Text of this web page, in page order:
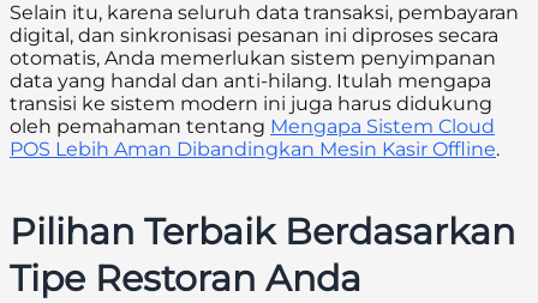
Selain itu, karena seluruh data transaksi, pembayaran
digital, dan sinkronisasi pesanan ini diproses secara
otomatis, Anda memerlukan sistem penyimpanan
data yang handal dan anti-hilang. Itulah mengapa
transisi ke sistem modern ini juga harus didukung
oleh pemahaman tentang Mengapa Sistem Cloud
POS Lebih Aman Dibandingkan Mesin Kasir Offline.
Pilihan Terbaik Berdasarkan
Tipe Restoran Anda